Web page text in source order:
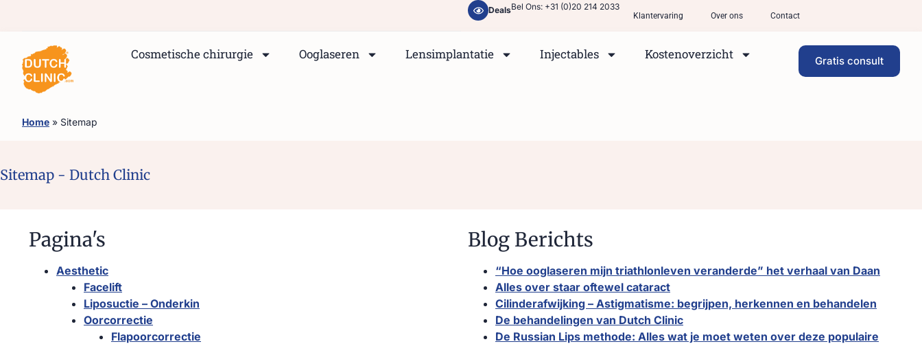
DealsBel Ons: +31 (0)20 214 2033
Klantervaring Over ons Contact
Cosmetische chirurgie Ooglaseren Lensimplantatie Injectables Kostenoverzicht Gratis consult
Home » Sitemap
Sitemap - Dutch Clinic
Pagina's
Aesthetic
Facelift
Liposuctie – Onderkin
Oorcorrectie
Flapoorcorrectie
Blog Berichts
“Hoe ooglaseren mijn triathlonleven veranderde” het verhaal van Daan
Alles over staar oftewel cataract
Cilinderafwijking – Astigmatisme: begrijpen, herkennen en behandelen
De behandelingen van Dutch Clinic
De Russian Lips methode: Alles wat je moet weten over deze populaire